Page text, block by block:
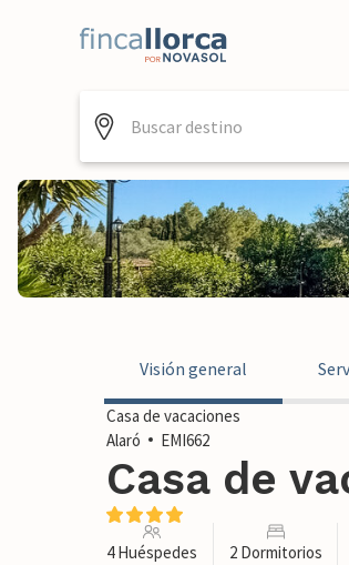
Visión general
Casa de vacaciones
Alaró
EMI662
Casa de
4 Huéspedes 2 Dormitorios